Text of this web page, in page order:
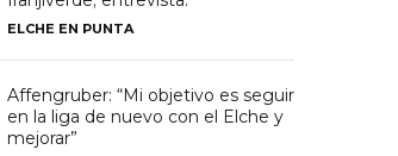
ELCHE EN PUNTA
Affengruber: “Mi objetivo es seguir
en la liga de nuevo con el Elche y
mejorar”